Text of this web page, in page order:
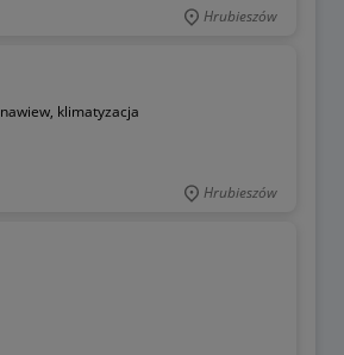
Hrubieszów
nawiew, klimatyzacja
Hrubieszów